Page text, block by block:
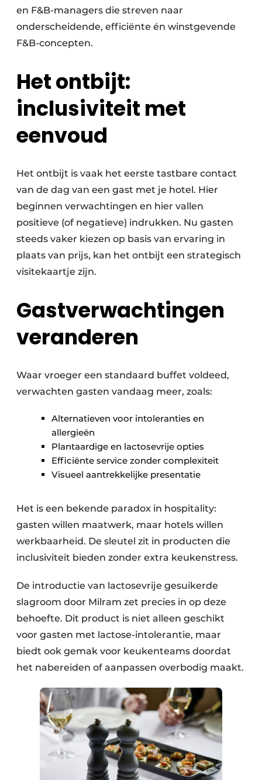
en F&B-managers die streven naar
onderscheidende, efficiënte én winstgevende
F&B-concepten.
Het ontbijt:
inclusiviteit met
eenvoud
Het ontbijt is vaak het eerste tastbare contact
van de dag van een gast met je hotel. Hier
beginnen verwachtingen en hier vallen
positieve (of negatieve) indrukken. Nu gasten
steeds vaker kiezen op basis van ervaring in
plaats van prijs, kan het ontbijt een strategisch
visitekaartje zijn.
Gastverwachtingen
veranderen
Waar vroeger een standaard buffet voldeed,
verwachten gasten vandaag meer, zoals:
Alternatieven voor intoleranties en
allergieën
Plantaardige en lactosevrije opties
Efficiënte service zonder complexiteit
Visueel aantrekkelijke presentatie
Het is een bekende paradox in hospitality:
gasten willen maatwerk, maar hotels willen
werkbaarheid. De sleutel zit in producten die
inclusiviteit bieden zonder extra keukenstress.
De introductie van lactosevrije gesuikerde
slagroom door Milram zet precies in op deze
behoefte. Dit product is niet alleen geschikt
voor gasten met lactose-intolerantie, maar
biedt ook gemak voor keukenteams doordat
het nabereiden of aanpassen overbodig maakt.